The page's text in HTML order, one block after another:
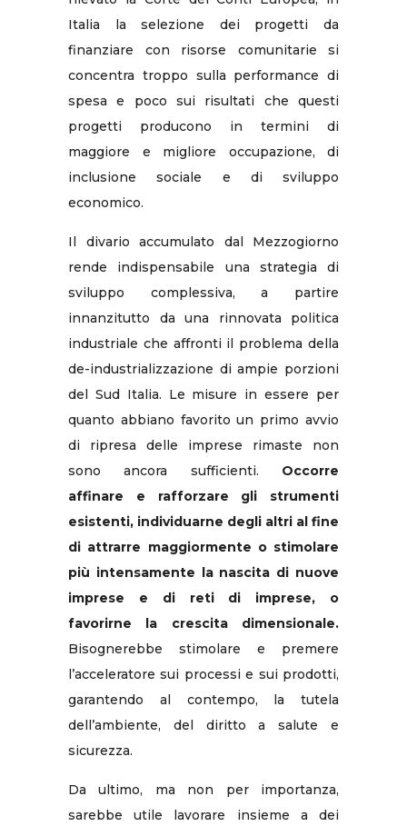
Italia la selezione dei progetti da
finanziare con risorse comunitarie si
concentra troppo sulla performance di
spesa e poco sui risultati che questi
progetti producono in termini di
maggiore e migliore occupazione, di
inclusione sociale e di sviluppo
economico.
Il divario accumulato dal Mezzogiorno
rende indispensabile una strategia di
sviluppo complessiva, a partire
innanzitutto da una rinnovata politica
industriale che affronti il problema della
de-industrializzazione di ampie porzioni
del Sud Italia. Le misure in essere per
quanto abbiano favorito un primo avvio
di ripresa delle imprese rimaste non
sono ancora sufficienti. Occorre
affinare e rafforzare gli strumenti
esistenti, individuarne degli altri al fine
di attrarre maggiormente o stimolare
più intensamente la nascita di nuove
imprese e di reti di imprese, o
favorirne la crescita dimensionale.
Bisognerebbe stimolare e premere
l’acceleratore sui processi e sui prodotti,
garantendo al contempo, la tutela
dell’ambiente, del diritto a salute e
sicurezza.
Da ultimo, ma non per importanza,
sarebbe utile lavorare insieme a dei